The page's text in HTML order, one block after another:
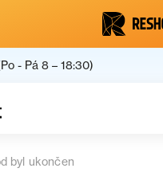
- Pá 8 – 18:30)
byl ukončen